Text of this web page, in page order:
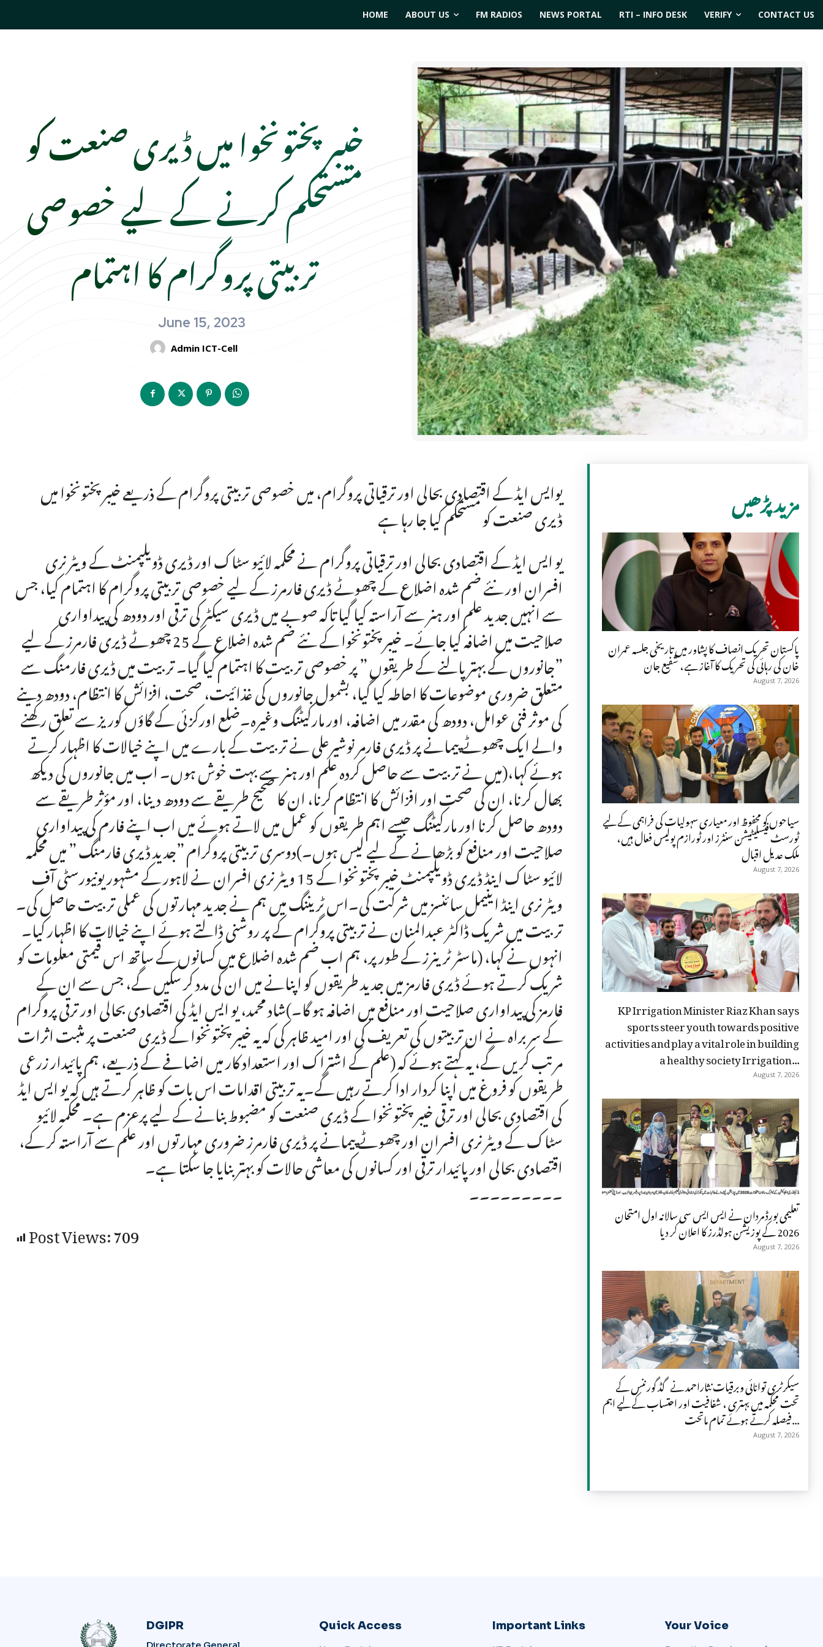
HOME ABOUT US FM RADIOS NEWS PORTAL RTI – INFO DESK VERIFY CONTACT US
خیبر پختونخوا میں ڈیری صنعت کو
مستحکم کرنے کے لیے خصوصی
تربیتی پروگرام کا اہتمام
June 15, 2023
Admin ICT-Cell
یوایس ایڈ کے اقتصادی بحالی اور ترقیاتی پروگرام، میں خصوصی تربیتی پروگرام کے ذریعے خیبر پختونخوا میں
ڈیری صنعت کو مستحکم کیا جا رہا ہے
یو ایس ایڈ کے اقتصادی بحالی اور ترقیاتی پروگرام نے محکمہ لائیو سٹاک اور ڈیری ڈویلپمنٹ کے ویٹرنری
افسران اور نئے ضم شدہ اضلاع کے چھوٹے ڈیری فارمرز کے لیے خصوصی تربیتی پروگرام کا اہتمام کیا، جس
سے انہیں جدید علم اور ہنر سے آراستہ کیا گیا تاکہ صوبے میں ڈیری سیکٹر کی ترقی اور دودھ کی پیداواری
صلاحیت میں اضافہ کیا جائے۔ خیبر پختونخوا کے نئے ضم شدہ اضلاع کے 25 چھوٹے ڈیری فارمرز کے لیے
”جانوروں کے بہتر پالنے کے طریقوں ” پر خصوصی تربیت کا اہتمام کیا گیا۔ تربیت میں ڈیری فارمنگ سے
متعلق ضروری موضوعات کا احاطہ کیا گیا، بشمول جانوروں کی غذائیت، صحت، افزائش کا انتظام، دودھ دینے
کی موثر فنی عوامل، دودھ کی مقدر میں اضافہ، اور مارکیٹنگ وغیرہ۔ضلع اورکزئی کے گاؤں کوریز سے تعلق رکھنے
والے ایک چھوٹے پیمانے پر ڈیری فارمر نوشیرعلی نے تربیت کے بارے میں اپنے خیالات کا اظہار کرتے
ہوئے کہا،(میں نے تربیت سے حاصل کردہ علم اور ہنر سے بہت خوش ہوں۔ اب میں جانوروں کی دیکھ
بھال کرنا، ان کی صحت اور افزائش کا انتظام کرنا، ان کا صحیح طریقے سے دودھ دینا، اور مؤثر طریقے سے
دودھ حاصل کرنا اور مارکیٹنگ جیسے اہم طریقوں کو عمل میں لاتے ہوئے میں اب اپنے فارم کی پیداواری
صلاحیت اور منافع کو بڑھانے کے لیے لیس ہوں۔)دوسری تربیتی پروگرام ”جدید ڈیری فارمنگ ” میں محکمہ
لائیو سٹاک اینڈ ڈیری ڈویلپمنٹ خیبر پختونخوا کے 15 ویٹرنری افسران نے لاہور کے مشہور یونیورسٹی آف
ویٹرنری اینڈ اینیمل سائنسز میں شرکت کی۔اس ٹریننگ میں ہم نے جدید مہارتوں کی عملی تربیت حاصل کی۔
تربیت میں شریک ڈاکٹر عبدالمنان نے تربیتی پروگرام کے پر روشنی ڈالتے ہوئے اپنے خیالات کا اظہار کیا۔
انہوں نے کہا، (ماسٹر ٹرینرز کے طور پر، ہم اب ضم شدہ اضلاع میں کسانوں کے ساتھ اس قیمتی معلومات کو
شریک کرتے ہوئے ڈیری فارمز میں جدید طریقوں کو اپنانے میں ان کی مدد کر سکیں گے، جس سے ان کے
فارمز کی پیداواری صلاحیت اور منافع میں اضافہ ہو گا۔)شاد محمد، یو ایس ایڈ کی اقتصادی بحالی اور ترقی پروگرام
کے سربراہ نے ان تربیتوں کی تعریف کی اور امید ظاہر کی کہ یہ خیبر پختونخوا کے ڈیری صنعت پر مثبت اثرات
مرتب کریں گے، یہ کہتے ہوئے کہ (علم کے اشتراک اور استعداد کار میں اضافے کے ذریعے، ہم پائیدار زرعی
طریقوں کو فروغ میں اپنا کردار ادا کرتے رہیں گے۔یہ تربیتی اقدامات اس بات کو ظاہر کرتے ہیں کہ یو ایس ایڈ
کی اقتصادی بحالی اور ترقی خیبر پختونخوا کے ڈیری صنعت کو مضبوط بنانے کے لیے پرعزم ہے۔ محکمہ لائیو
سٹاک کے ویٹرنری افسران اور چھوٹے پیمانے پر ڈیری فارمرز ضروری مہارتوں اور علم سے آراستہ کر کے،
اقتصادی بحالی اور پائیدار ترقی اور کسانوں کی معاشی حالات کو بہتربنایا جا سکتا ہے۔
۔۔۔۔۔۔۔۔۔
Post Views:709
مزید پڑھیں
پاکستان تحریک انصاف کا پشاور میں تاریخی جلسہ عمران
خان کی رہائی کی تحریک کا آغاز ہے، شفیع جان
August 7, 2026
سیاحوں کو محفوظ اور معیاری سہولیات کی فراہمی کے لیے
ٹورسٹ فیسلیٹیشن سنٹرز اور ٹورازم پولیس فعال ہیں،
ملک عدیل اقبال
August 7, 2026
KP Irrigation Minister Riaz Khan says
sports steer youth towards positive
activities and play a vital role in building
a healthy society Irrigation...
August 7, 2026
تعلیمی بورڈ مردان نے ایس ایس سی سالانہ اول امتحان
2026 کے پوزیشن ہولڈرز کا اعلان کر دیا
August 7, 2026
سیکرٹری توانائی وبرقیات نثاراحمد نے گڈ گورننس کے
تحت محکمہ میں بہتری ، شفافیت اور احتساب کے لیے اہم
فیصلہ کرتے ہوئے تمام ماتحت...
August 7, 2026
DGIPR Quick Access Important Links Your Voice